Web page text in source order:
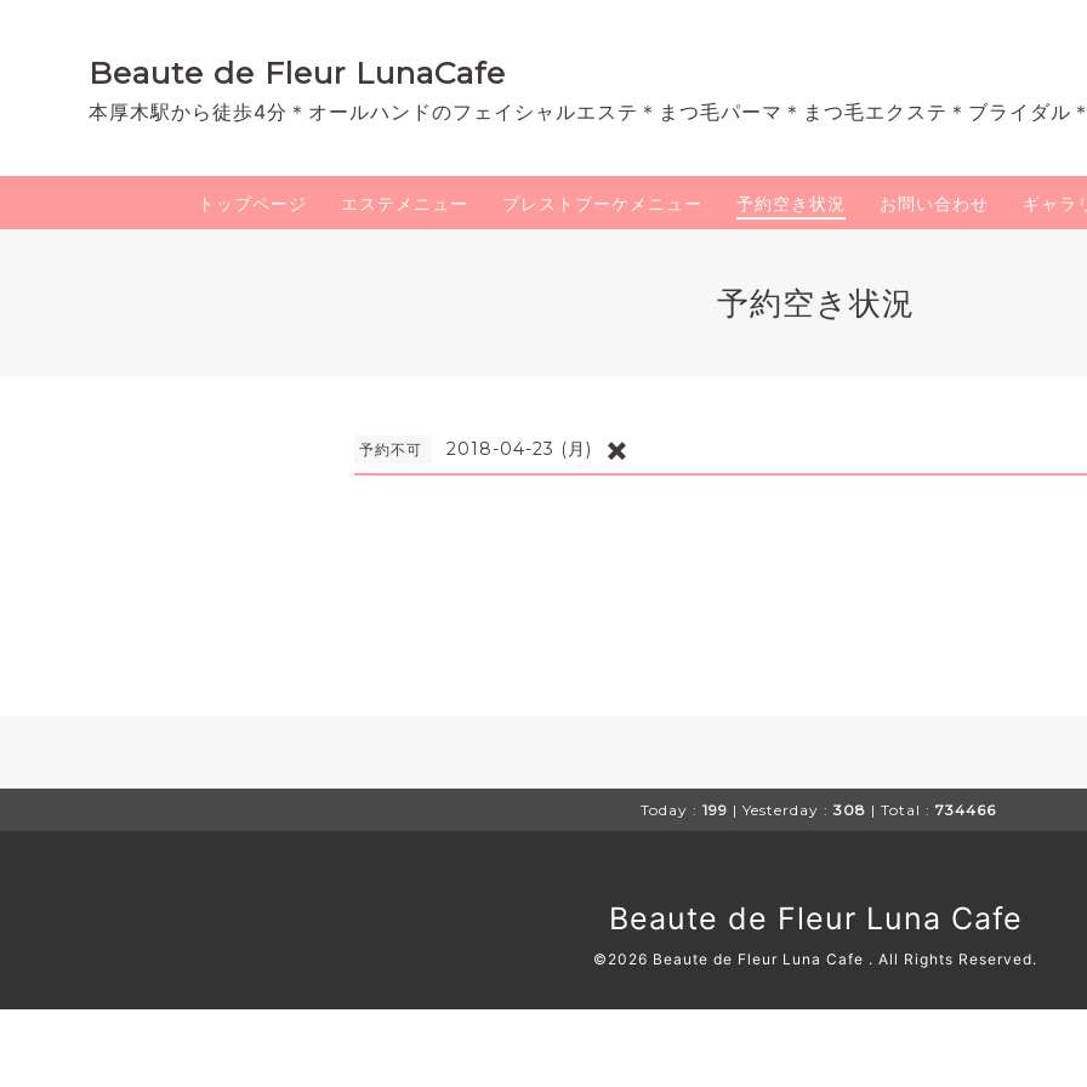
Beaute de Fleur LunaCafe
本厚木駅から徒歩4分＊オールハンドのフェイシャルエステ＊まつ毛パーマ＊まつ毛エクステ＊ブライダル
トップページ エステメニュー プレストブーケメニュー 予約空き状況 お問い合わせ ギャラ
予約空き状況
予約不可 2018-04-23 (月) ✖️
Today : 199 | Yesterday : 308 | Total : 734466
Beaute de Fleur Luna Cafe
©2026 Beaute de Fleur Luna Cafe . All Rights Reserved.